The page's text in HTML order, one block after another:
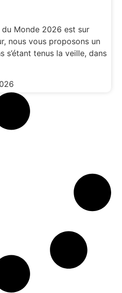
du Monde 2026 est sur
nous vous proposons un
s’étant tenus la veille, dans